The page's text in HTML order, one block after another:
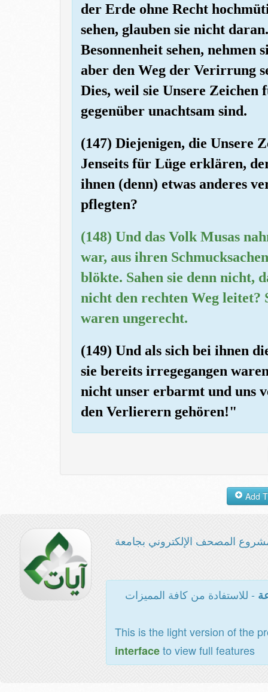
der Erde ohne Recht
sehen, glauben sie nicht
Besonnenheit sehen, nehmen
aber den Weg der Verirrung
Dies, weil sie Unsere
gegenüber unachtsam sind.
(147) Diejenigen, die Unsere
Jenseits für Lüge erklären,
ihnen (denn) etwas anderes
pflegten?
(148) Und das Volk Musas
war, aus ihren
blökte. Sahen sie denn nicht,
nicht den rechten Weg leitet?
waren ungerecht.
(149) Und als sich bei ihnen
sie bereits irregegangen
nicht unser erbarmt und uns
den Verlierern gehören!"
المصحف الإلكتروني بجامعة
- للاستفادة من كافة المميزات
This is the light version of the
interfaceto view full features